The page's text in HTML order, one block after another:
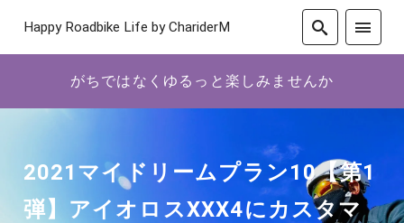
Happy Roadbike Life by ChariderM
がちではなくゆるっと楽しみませんか
2021マイドリームプラン10【第1
弾】アイオロスXXX4にカスタマ